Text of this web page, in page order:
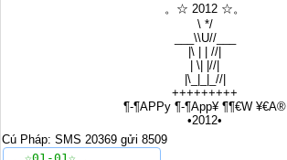
。☆ 2012 ☆。
\ */
___\\U//___
|\ | | //|
| \| |//|
|\_|_|_//|
+++++++++
¶-¶APPy ¶-¶App¥ ¶¶€W ¥€A®
•2012•
Cú Pháp: SMS 20369 gửi 8509